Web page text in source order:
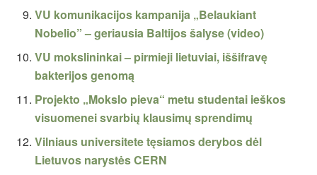
VU komunikacijos kampanija „Belaukiant
Nobelio” – geriausia Baltijos šalyse (video)
VU mokslininkai – pirmieji lietuviai, iššifravę
bakterijos genomą
Projekto „Mokslo pieva“ metu studentai ieškos
visuomenei svarbių klausimų sprendimų
Vilniaus universitete tęsiamos derybos dėl
Lietuvos narystės CERN